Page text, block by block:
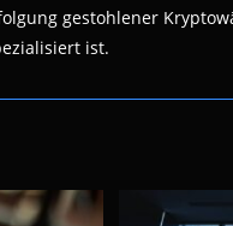
gestohlener
ist.